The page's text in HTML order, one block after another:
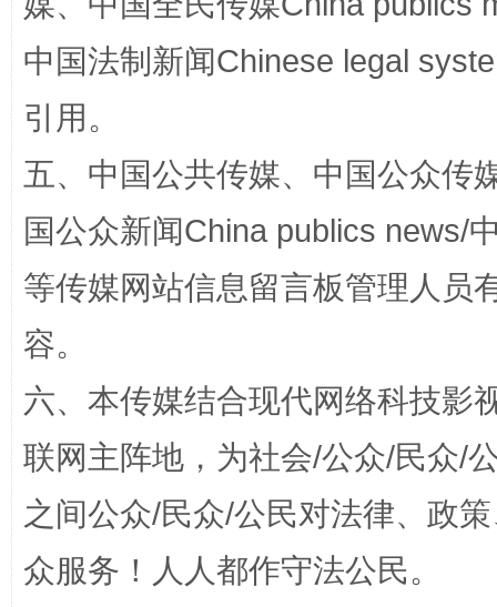
漫山遍野的桃花与雪山、麦地、白藏房 除
中国法制新闻Chinese legal
引用。
五、中国公共传媒、中国公众传
国公众新闻China publics news/
等传媒网站信息留言板管理人员
容。
六、本传媒结合现代网络科技影
联网主阵地，为社会/公众/民众/
之间公众/民众/公民对法律、政
众服务！人人都作守法公民。